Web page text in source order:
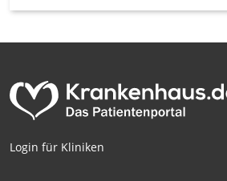
Login für Kliniken
Geräte anhand von aktiv
Performance